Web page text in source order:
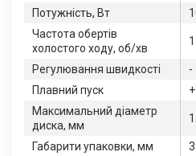
Потужність, Вт
Частота обертів
холостого ходу, об/хв
Регулювання швидкості
-
Плавний пуск
+
Максимальний діаметр
диска, мм
Габарити упаковки, мм